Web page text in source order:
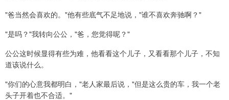
"爸当然会喜欢的。"他有些底气不足地说，"谁不喜欢奔驰啊？"
"是吗？"我转向公公，"爸，您觉得呢？"
公公这时候显得有些为难，他看看这个儿子，又看看那个儿子，不知
道该说什么。
"你们的心意我都明白，"老人家最后说，"但是这么贵的车，我一个老
头子开着也不合适。"